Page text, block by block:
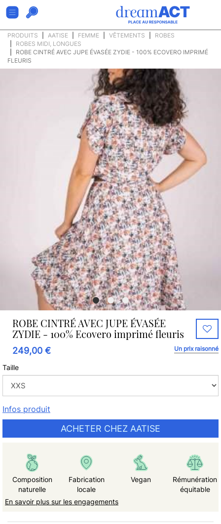
PRODUITS AATISE FEMME VÊTEMENTS
ROBES
ROBES MIDI, LONGUES
ROBE CINTRÉ AVEC JUPE ÉVASÉE ZYDIE - 100% ECOVERO IMPRIMÉ
FLEURIS
ROBE CINTRÉ AVEC JUPE ÉVASÉE
ZYDIE - 100% Ecovero imprimé fleuris
249,00 € Un prix raisonné
Taille
Infos produit
ACHETER CHEZ AATISE
Composition
naturelle
Fabrication
locale
Vegan
Rémunération
équitable
En savoir plus sur les engagements